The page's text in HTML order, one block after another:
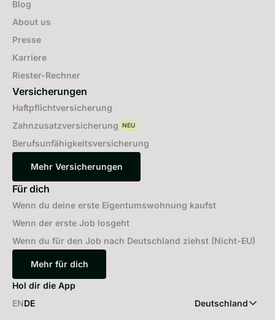
Blog
About us
Presse
Karriere
Riester-Rechner
Versicherungen
Haftpflichtversicherung
Zahnzusatzversicherung NEU
Berufsunfähigkeitsversicherung
Mehr Versicherungen
Mehr Versicherungen
Für dich
Wenn du deine erste Eigentumswohnung kaufst
Wenn der erste Job losgeht
Wenn du für den Job nach Deutschland ziehst (Nicht-EU)
Mehr für dich
Mehr für dich
Hol dir die App
ENDE Deutschland